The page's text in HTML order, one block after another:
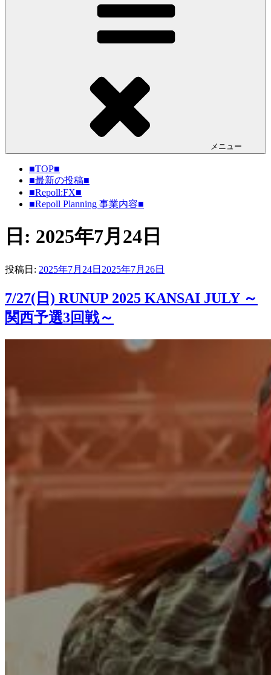
メニュー
■TOP■
■最新の投稿■
■Repoll:FX■
■Repoll Planning 事業内容■
日: 2025年7月24日
投稿日: 2025年7月24日 2025年7月26日
7/27(日) RUNUP 2025 KANSAI JULY ～
関西予選3回戦～